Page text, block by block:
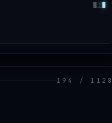
194 / 1128